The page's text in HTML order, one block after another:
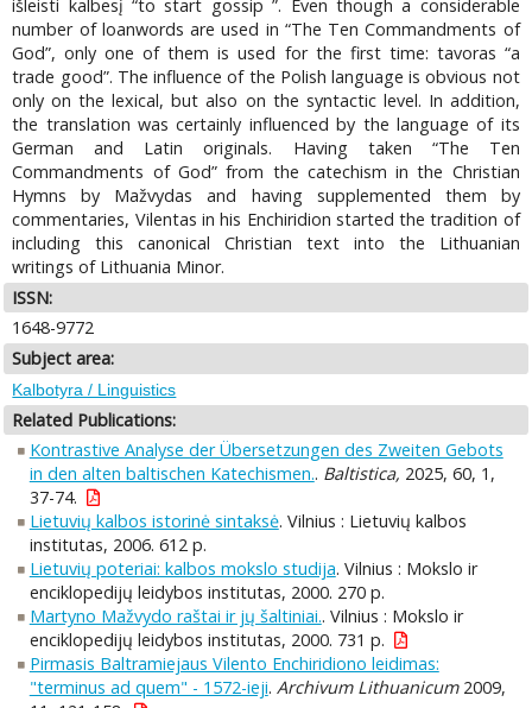
išleisti kalbesį “to start gossip ”. Even though a considerable
number of loanwords are used in “The Ten Commandments of
God”, only one of them is used for the first time: tavoras “a
trade good”. The influence of the Polish language is obvious not
only on the lexical, but also on the syntactic level. In addition,
the translation was certainly influenced by the language of its
German and Latin originals. Having taken “The Ten
Commandments of God” from the catechism in the Christian
Hymns by Mažvydas and having supplemented them by
commentaries, Vilentas in his Enchiridion started the tradition of
including this canonical Christian text into the Lithuanian
writings of Lithuania Minor.
ISSN:
1648-9772
Subject area:
Kalbotyra / Linguistics
Related Publications:
Kontrastive Analyse der Übersetzungen des Zweiten Gebots
in den alten baltischen Katechismen.. Baltistica, 2025, 60, 1,
37-74.
Lietuvių kalbos istorinė sintaksė. Vilnius : Lietuvių kalbos
institutas, 2006. 612 p.
Lietuvių poteriai: kalbos mokslo studija. Vilnius : Mokslo ir
enciklopedijų leidybos institutas, 2000. 270 p.
Martyno Mažvydo raštai ir jų šaltiniai.. Vilnius : Mokslo ir
enciklopedijų leidybos institutas, 2000. 731 p.
Pirmasis Baltramiejaus Vilento Enchiridiono leidimas:
"terminus ad quem" - 1572-ieji. Archivum Lithuanicum2009,